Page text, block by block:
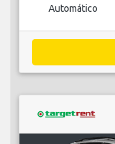
Automático